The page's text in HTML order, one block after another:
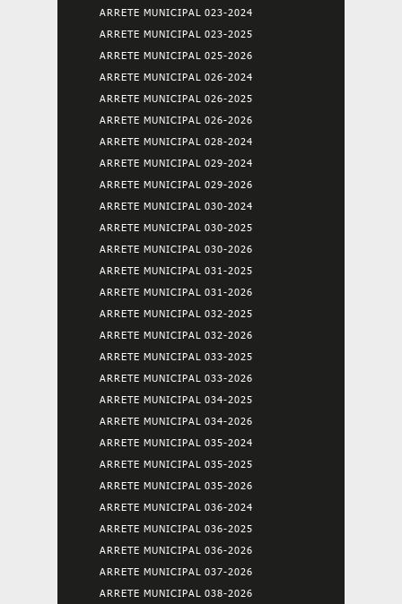
ARRETE MUNICIPAL 023-2024
ARRETE MUNICIPAL 023-2025
ARRETE MUNICIPAL 025-2026
ARRETE MUNICIPAL 026-2024
ARRETE MUNICIPAL 026-2025
ARRETE MUNICIPAL 026-2026
ARRETE MUNICIPAL 028-2024
ARRETE MUNICIPAL 029-2024
ARRETE MUNICIPAL 029-2026
ARRETE MUNICIPAL 030-2024
ARRETE MUNICIPAL 030-2025
ARRETE MUNICIPAL 030-2026
ARRETE MUNICIPAL 031-2025
ARRETE MUNICIPAL 031-2026
ARRETE MUNICIPAL 032-2025
ARRETE MUNICIPAL 032-2026
ARRETE MUNICIPAL 033-2025
ARRETE MUNICIPAL 033-2026
ARRETE MUNICIPAL 034-2025
ARRETE MUNICIPAL 034-2026
ARRETE MUNICIPAL 035-2024
ARRETE MUNICIPAL 035-2025
ARRETE MUNICIPAL 035-2026
ARRETE MUNICIPAL 036-2024
ARRETE MUNICIPAL 036-2025
ARRETE MUNICIPAL 036-2026
ARRETE MUNICIPAL 037-2026
ARRETE MUNICIPAL 038-2026